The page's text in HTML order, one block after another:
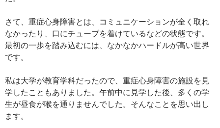
さて、重症心身障害とは、コミュニケーションが全く取れ
なかったり、口にチューブを着けているなどの状態です。
最初の一歩を踏み込むには、なかなかハードルが高い世界
です。
私は大学が教育学科だったので、重症心身障害の施設を見
学したこともありました。午前中に見学した後、多くの学
生が昼食が喉を通りませんでした。そんなことを思い出し
ます。